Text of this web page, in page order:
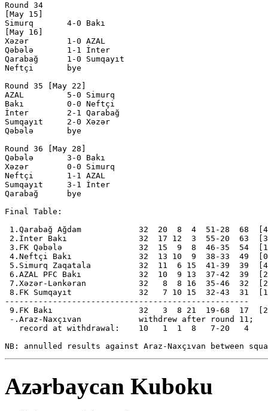
Round 34
[May 15]
Simurq       4-0 Bakı
[May 16]
Xəzər        1-0 AZAL
Qəbələ       1-1 İnter
Qarabağ      1-0 Sumqayıt
Neftçi       bye
Round 35 [May 22]
AZAL         5-0 Simurq
Bakı         0-0 Neftçi
İnter        2-1 Qarabağ
Sumqayıt     2-0 Xəzər
Qəbələ       bye
Round 36 [May 28]
Qəbələ       3-0 Bakı
Xəzər        0-0 Simurq
Neftçi       1-1 AZAL
Sumqayıt     3-1 İnter
Qarabağ      bye
Final Table:
1.Qarabağ Ağdam            32  20  8  4  51-28  68  [4-
2.İnter Bakı               32  17 12  3  55-20  63
3.FK Qəbələ                32  15  9  8  46-35  54
4.Neftçi Bakı              32  13 10  9  38-33  49
5.Simurq Zaqatala          32  11  6 15  41-39  39
6.AZAL PFC Bakı            32  10  9 13  37-42  39
7.Xəzər-Lənkəran           32   8  8 16  35-46  32
8.FK Sumqayıt              32   7 10 15  32-43  31
---------------------------------------------------
9.FK Bakı                  32   3  8 21  19-68  17  [2-
-.Araz-Naxçıvan            withdrew after round 11;
   record at withdrawal:    10   1  1  8   7-20   4
Azərbaycan Kuboku